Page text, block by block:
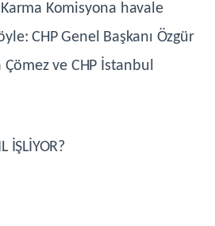
Komisyona havale
CHP Genel Başkanı Özgür
ve CHP İstanbul
İŞLİYOR?